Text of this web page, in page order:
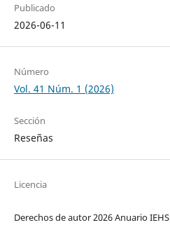
Publicado
2026-06-11
Número
Vol. 41 Núm. 1 (2026)
Sección
Reseñas
Licencia
Derechos de autor 2026 Anuario IEHS